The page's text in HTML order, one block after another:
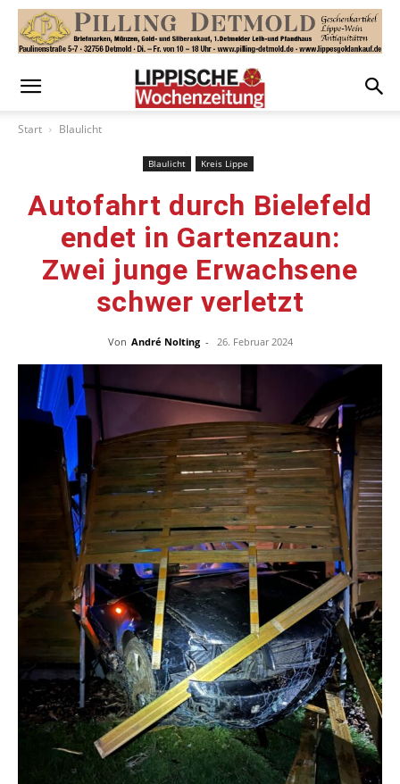
Start Blaulicht
Blaulicht Kreis Lippe
Autofahrt durch Bielefeld
endet in Gartenzaun:
Zwei junge Erwachsene
schwer verletzt
Von André Nolting - 26. Februar 2024